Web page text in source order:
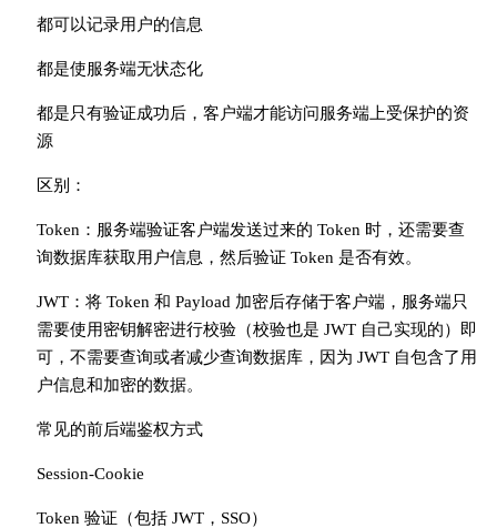
都可以记录用户的信息
都是使服务端无状态化
都是只有验证成功后，客户端才能访问服务端上受保护的资
源
区别：
Token：服务端验证客户端发送过来的 Token 时，还需要查
询数据库获取用户信息，然后验证 Token 是否有效。
JWT：将 Token 和 Payload 加密后存储于客户端，服务端只
需要使用密钥解密进行校验（校验也是 JWT 自己实现的）即
可，不需要查询或者减少查询数据库，因为 JWT 自包含了用
户信息和加密的数据。
常见的前后端鉴权方式
Session-Cookie
Token 验证（包括 JWT，SSO）